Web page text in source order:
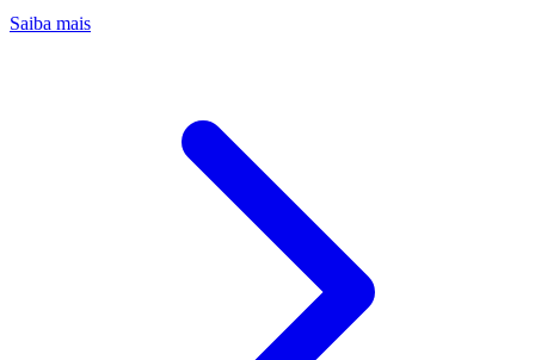
Saiba mais